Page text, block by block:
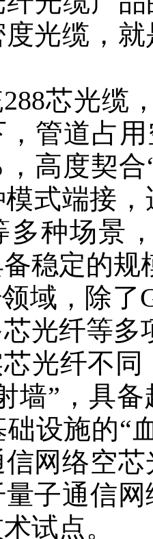
光缆，
芯光缆
，管道占
，高度契
式端接
多种场景
稳定的规
域，除了
光纤等多
光纤不
墙”，具
设施的“
网络空
子通信
试点。